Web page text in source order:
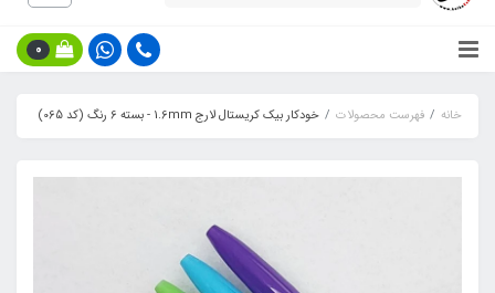
0
خانه فهرست محصولات خودکار بیک کریستال لارج 1.6mm - بسته‌ 6 رنگ (کد 065)